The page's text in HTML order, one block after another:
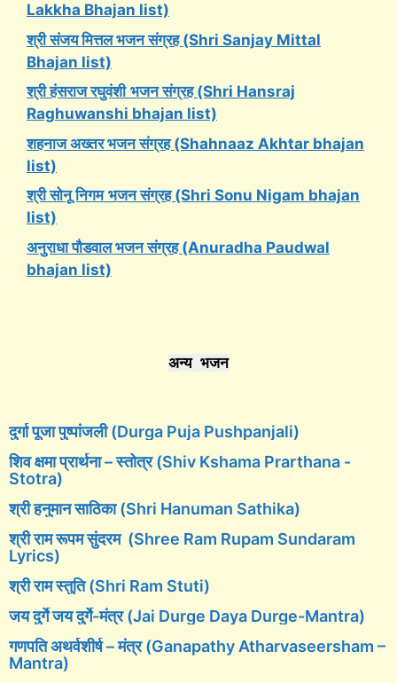
Lakkha Bhajan list)
श्री संजय मित्तल भजन संग्रह (Shri Sanjay Mittal
Bhajan list)
श्री हंसराज रघुवंशी भजन संग्रह (Shri Hansraj
Raghuwanshi bhajan list)
शहनाज अख्तर भजन संग्रह (Shahnaaz Akhtar bhajan
list)
श्री सोनू निगम भजन संग्रह (Shri Sonu Nigam bhajan
list)
अनुराधा पौडवाल भजन संग्रह (Anuradha Paudwal
bhajan list)
अन्य भजन
दुर्गा पूजा पुष्पांजली (Durga Puja Pushpanjali)
शिव क्षमा प्रार्थना – स्तोत्र (Shiv Kshama Prarthana -
Stotra)
श्री हनुमान साठिका (Shri Hanuman Sathika)
श्री राम रूपम सुंदरम (Shree Ram Rupam Sundaram
Lyrics)
श्री राम स्तुति (Shri Ram Stuti)
जय दुर्गे जय दुर्गे-मंत्र (Jai Durge Daya Durge-Mantra)
गणपति अथर्वशीर्ष – मंत्र (Ganapathy Atharvaseersham –
Mantra)